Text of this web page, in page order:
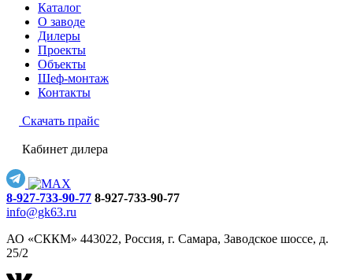
Каталог
О заводе
Дилеры
Проекты
Объекты
Шеф-монтаж
Контакты
Скачать прайс
Кабинет дилера
8-927-733-90-77 8-927-733-90-77
info@gk63.ru
АО «СККМ» 443022, Россия, г. Самара, Заводское шоссе, д.
25/2